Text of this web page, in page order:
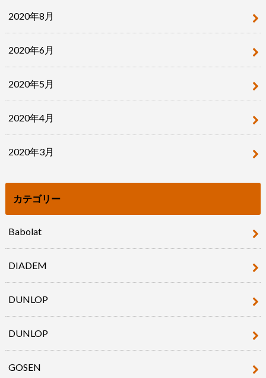
2020年8月
2020年6月
2020年5月
2020年4月
2020年3月
カテゴリー
Babolat
DIADEM
DUNLOP
DUNLOP
GOSEN